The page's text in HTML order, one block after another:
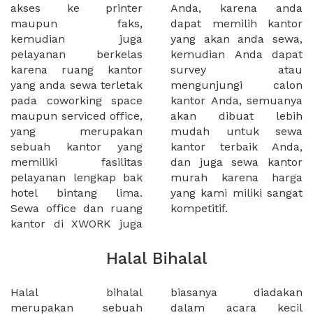
akses ke printer
maupun faks,
kemudian juga
pelayanan berkelas
karena ruang kantor
yang anda sewa terletak
pada coworking space
maupun serviced office,
yang merupakan
sebuah kantor yang
memiliki fasilitas
pelayanan lengkap bak
hotel bintang lima.
Sewa office dan ruang
kantor di XWORK juga
Anda, karena anda
dapat memilih kantor
yang akan anda sewa,
kemudian Anda dapat
survey atau
mengunjungi calon
kantor Anda, semuanya
akan dibuat lebih
mudah untuk sewa
kantor terbaik Anda,
dan juga sewa kantor
murah karena harga
yang kami miliki sangat
kompetitif.
Halal Bihalal
Halal bihalal
merupakan sebuah
biasanya diadakan
dalam acara kecil